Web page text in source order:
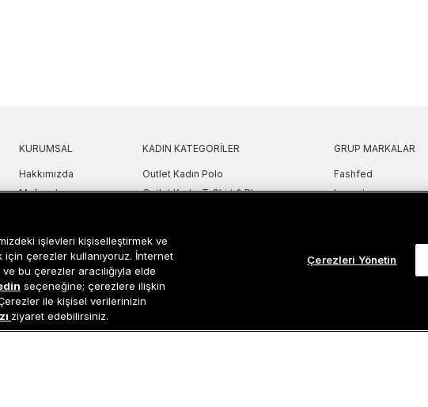
KURUMSAL
Hakkımızda
Mağazalarımız
Çerez Ayarları
KADIN KATEGORILER
Outlet Kadın Polo
Outlet Kadın T-Shirt & Bluz
Outlet Kadın Elbise
Outlet Kadın Yelek
Outlet Kadın Mont & Ceket
Outlet Kadın Spor Ayakkabı & Sneaker
GRUP MARKALAR
Fashfed
Lacoste
Converse
işlevleri kişiselleştirmek ve
çerezler kullanıyoruz. İnternet
bu çerezler aracılığıyla elde
seçeneğine; çerezlere ilişkin
ile kişisel verilerinizin
ziyaret edebilirsiniz.
Çerezleri Yönetin